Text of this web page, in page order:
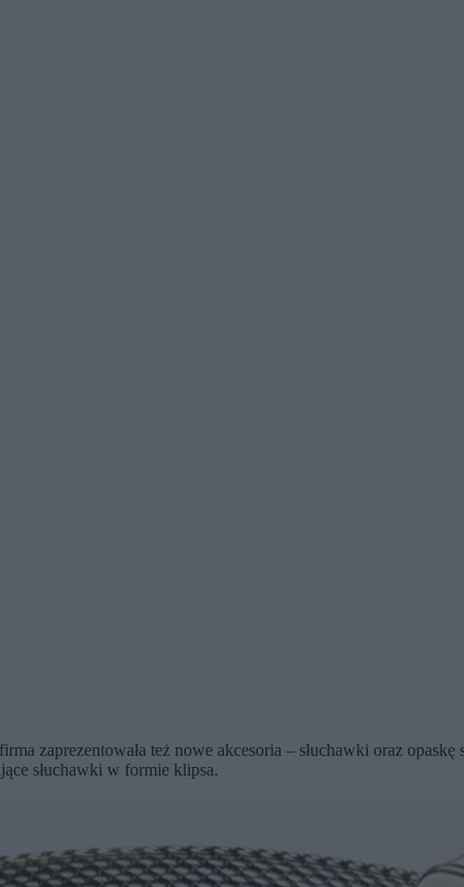
zaprezentowała też nowe akcesoria – słuchawki oraz
słuchawki w formie klipsa.